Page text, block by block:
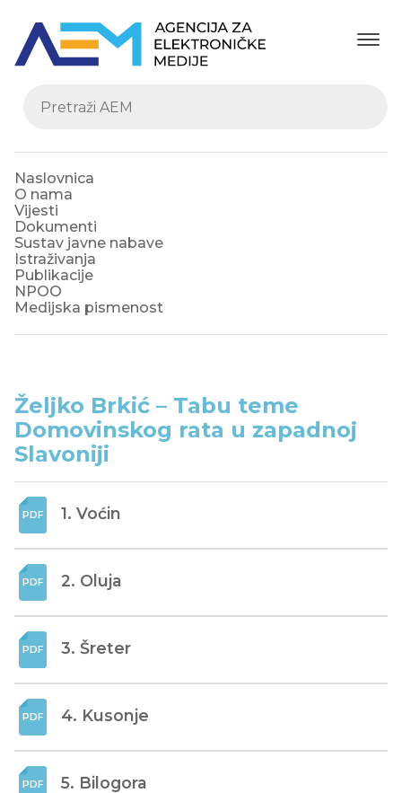
Naslovnica
O nama
Vijesti
Dokumenti
Sustav javne nabave
Istraživanja
Publikacije
NPOO
Medijska pismenost
Željko Brkić – Tabu teme
Domovinskog rata u zapadnoj
Slavoniji
1. Voćin
2. Oluja
3. Šreter
4. Kusonje
5. Bilogora